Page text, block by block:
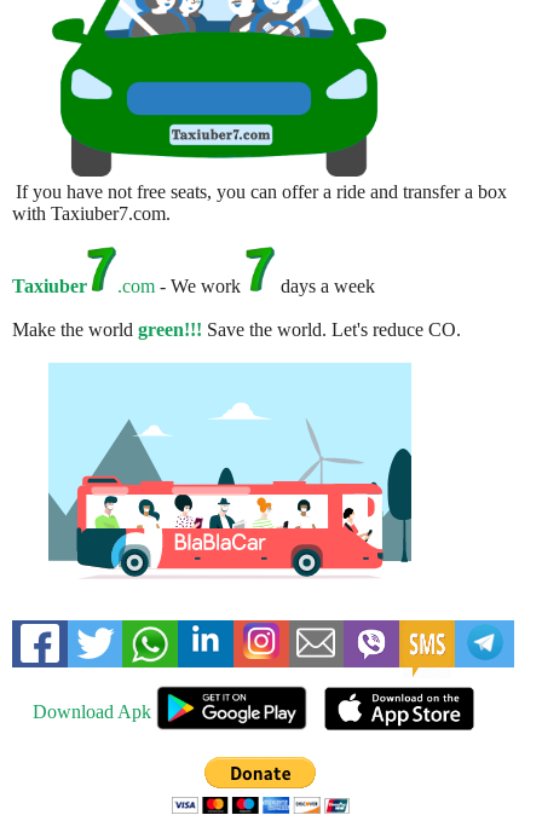
If you have not free seats, you can offer a ride and transfer a box
with Taxiuber7.com.
Taxiuber .com - We work days a week
Make the world green!!! Save the world. Let's reduce CO.
Download Apk